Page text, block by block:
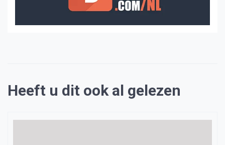
Heeft u dit ook al gelezen